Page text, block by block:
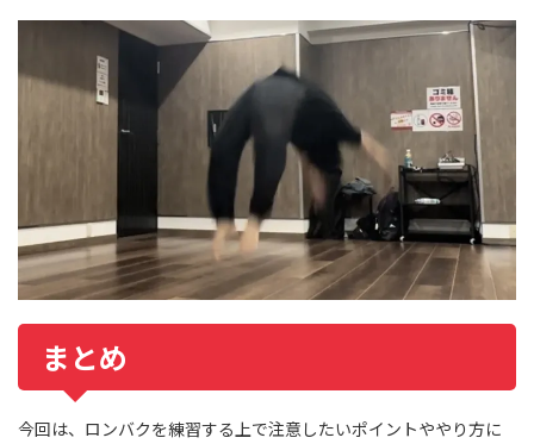
まとめ
今回は、ロンバクを練習する上で注意したいポイントややり方に